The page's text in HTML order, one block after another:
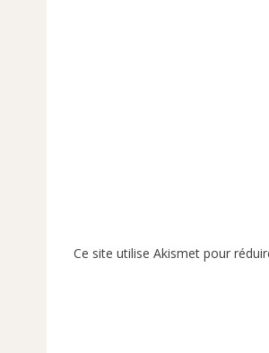
Ce site utilise Akismet pour